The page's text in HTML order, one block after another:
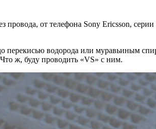
от телефона Sony Ericsson,
водорода или муравьиным
ж, буду проводить «VS» с ним.